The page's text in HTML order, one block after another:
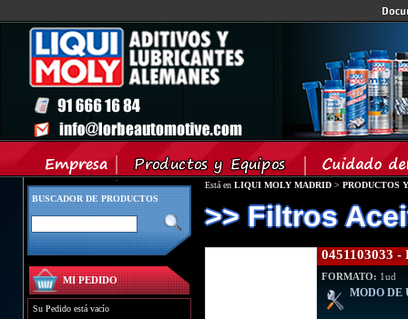
BUSCADOR DE PRODUCTOS
MI PEDIDO
Su Pedido está vacío
Está en LIQUI MOLY MADRID > PRODUCTOS
>> Filtros
0451103033
FORMATO: 1ud
MODO DE